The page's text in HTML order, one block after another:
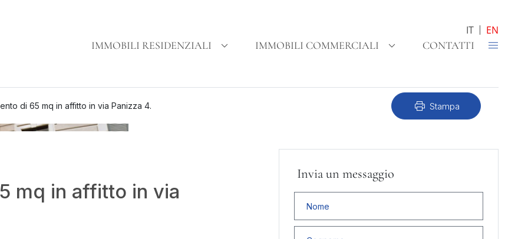
IT
EN
IMMOBILI RESIDENZIALI
IMMOBILI COMMERCIALI CONTATTI
print Stampa
di 65 mq in affitto in via Panizza 4.
mq in affitto in via
Invia un messaggio